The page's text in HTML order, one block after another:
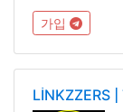
가입
LİNKZZERS